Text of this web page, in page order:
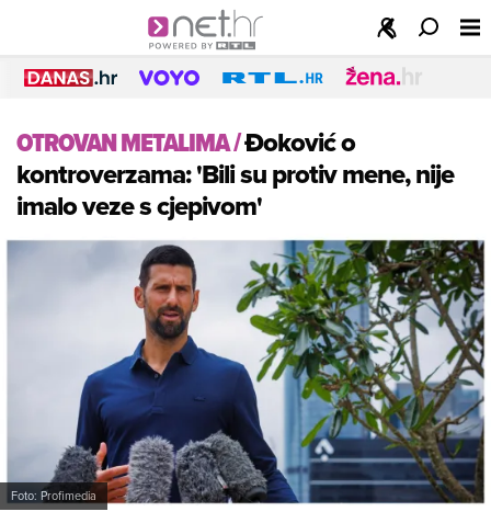
OTROVAN METALIMA/Đoković o
kontroverzama: 'Bili su protiv mene, nije
imalo veze s cjepivom'
Foto: Profimedia